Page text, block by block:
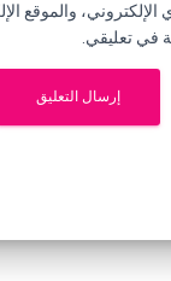
والموقع
في تعليقي.